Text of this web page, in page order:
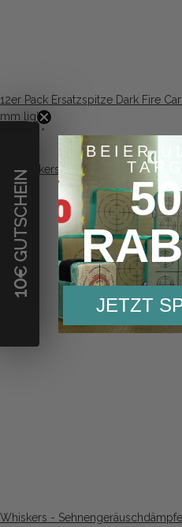
12er Pack Ersatzspitze Dark Fire
mm light
*
Whiskers -
10
€ GUTSCHEIN
BEIER
JETZT